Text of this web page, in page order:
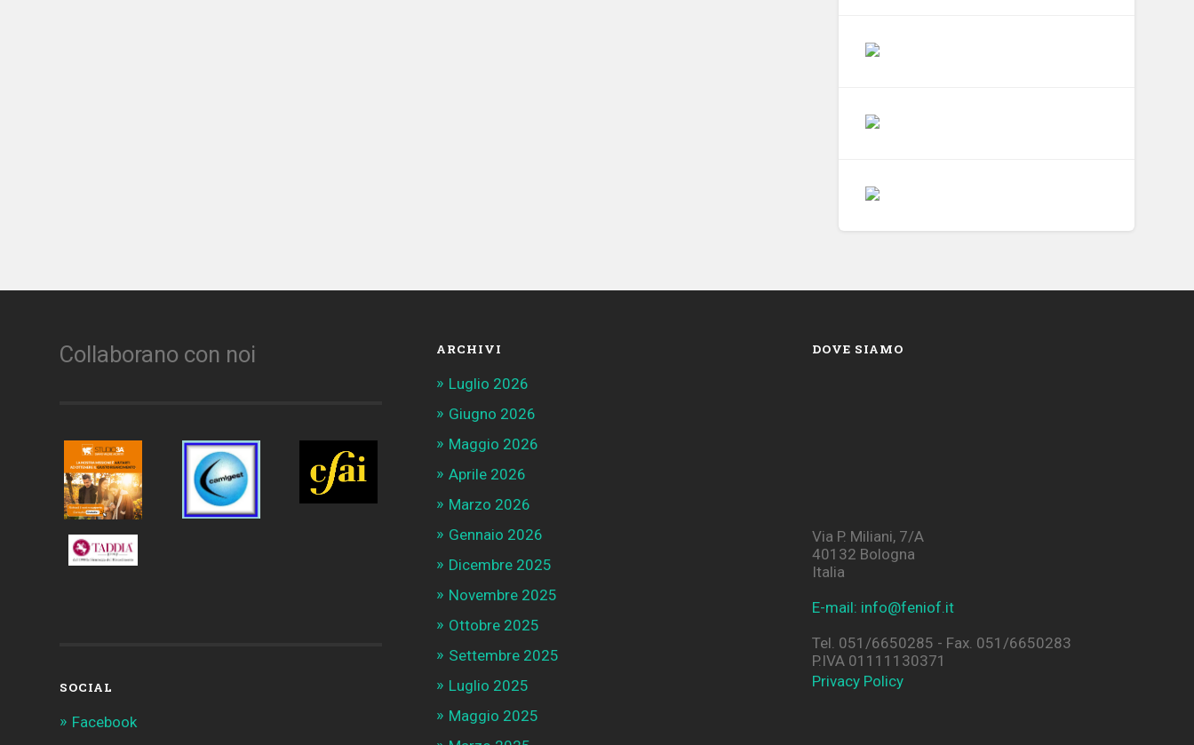
Collaborano con noi
SOCIAL
Facebook
ARCHIVI
Luglio 2026
Giugno 2026
Maggio 2026
Aprile 2026
Marzo 2026
Gennaio 2026
Dicembre 2025
Novembre 2025
Ottobre 2025
Settembre 2025
Luglio 2025
Maggio 2025
DOVE SIAMO
Via P. Miliani, 7/A
40132 Bologna
Italia
E-mail: info@feniof.it
Tel. 051/6650285 - Fax. 051/6650283
P.IVA 01111130371
Privacy Policy